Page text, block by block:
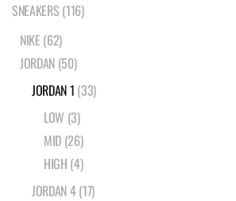
SNEAKERS (116)
NIKE (62)
JORDAN (50)
JORDAN 1 (33)
LOW (3)
MID (26)
HIGH (4)
JORDAN 4(17)